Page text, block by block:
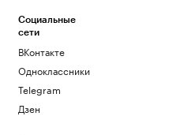
Социальные
сети
ВКонтакте
Одноклассники
Telegram
Дзен